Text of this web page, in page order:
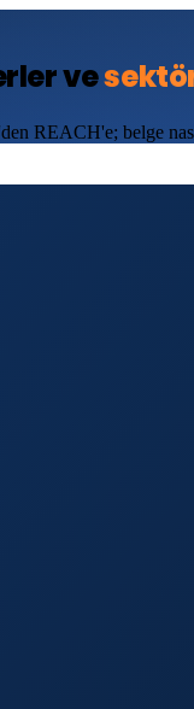
ve
REACH'e; belge